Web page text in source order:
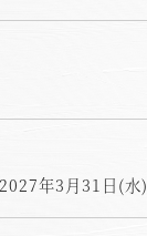
年3月31日(水)